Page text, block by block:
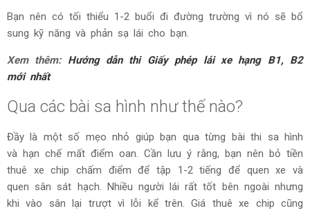
Bạn nên có tối thiểu 1-2 buổi đi đường trường vì nó sẽ bổ
sung kỹ năng và phản sạ lái cho bạn.
Xem thêm: Hướng dẫn thi Giấy phép lái xe hạng B1, B2
mới nhất
Qua các bài sa hình như thế nào?
Đầy là một số mẹo nhỏ giúp bạn qua từng bài thi sa hình
và hạn chế mất điểm oan. Cần lưu ý rằng, bạn nên bỏ tiền
thuê xe chip chấm điểm để tập 1-2 tiếng để quen xe và
quen sân sát hạch. Nhiều người lái rất tốt bên ngoài nhưng
khi vào sân lại trượt vì lỗi kể trên. Giá thuê xe chip cũng